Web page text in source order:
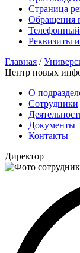
Страница
Обращения
Реквизиты
Главная /
Центр новых
О
Сотрудники
Документы
Контакты
Директор